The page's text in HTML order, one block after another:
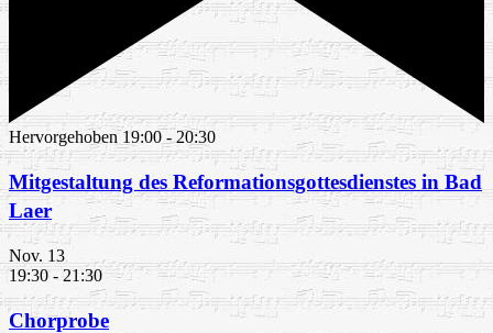
Hervorgehoben 19:00 - 20:30
Mitgestaltung des Reformationsgottesdienstes in Bad
Laer
Nov. 13
19:30 - 21:30
Chorprobe